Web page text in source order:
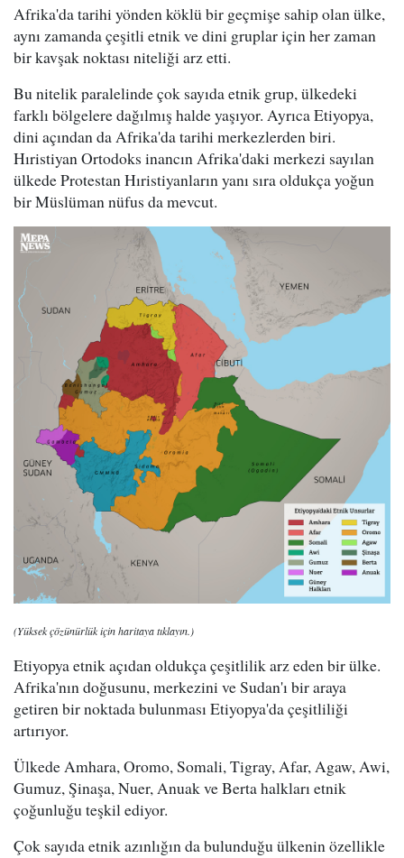
Afrika'da tarihi yönden köklü bir geçmişe sahip olan ülke,
aynı zamanda çeşitli etnik ve dini gruplar için her zaman
bir kavşak noktası niteliği arz etti.
Bu nitelik paralelinde çok sayıda etnik grup, ülkedeki
farklı bölgelere dağılmış halde yaşıyor. Ayrıca Etiyopya,
dini açından da Afrika'da tarihi merkezlerden biri.
Hıristiyan Ortodoks inancın Afrika'daki merkezi sayılan
ülkede Protestan Hıristiyanların yanı sıra oldukça yoğun
bir Müslüman nüfus da mevcut.
(Yüksek çözünürlük için haritaya tıklayın.)
Etiyopya etnik açıdan oldukça çeşitlilik arz eden bir ülke.
Afrika'nın doğusunu, merkezini ve Sudan'ı bir araya
getiren bir noktada bulunması Etiyopya'da çeşitliliği
artırıyor.
Ülkede Amhara, Oromo, Somali, Tigray, Afar, Agaw, Awi,
Gumuz, Şinaşa, Nuer, Anuak ve Berta halkları etnik
çoğunluğu teşkil ediyor.
Çok sayıda etnik azınlığın da bulunduğu ülkenin özellikle